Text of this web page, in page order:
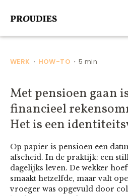
WERK • HOW-TO •5 min
Met pensioen gaan
financieel
Het is een
Op papier is pensioen een
afscheid. In de praktijk: een
dagelijks leven. De wekker
smaakt hetzelfde, maar valt
vroeger was opgevuld door